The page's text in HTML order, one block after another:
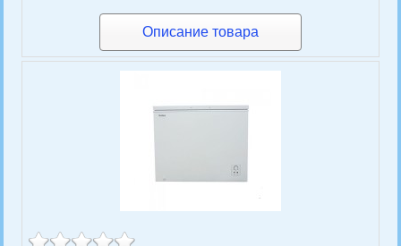
Описание товара